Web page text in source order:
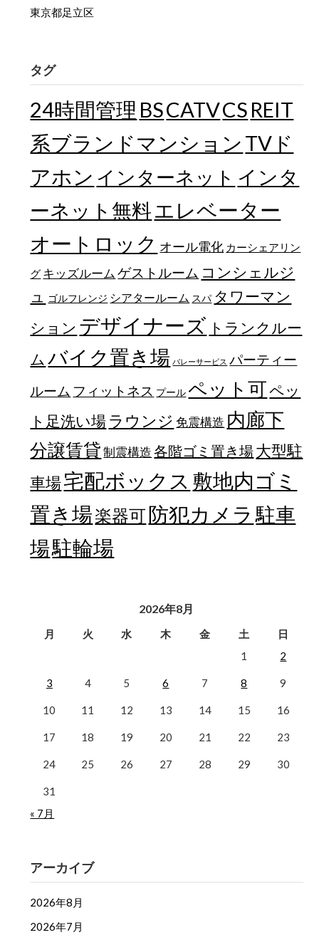
東京都足立区
タグ
24時間管理 BSCATVCS REIT
系ブランドマンション TVド
アホン インターネット インタ
ーネット無料エレベーター
オートロック オール電化 カーシェアリン
グ キッズルーム ゲストルーム コンシェルジ
ュ
ゴルフレンジ シアタールーム スパ タワーマン
ション デザイナーズ トランクルー
ム バイク置き場 バレーサービス パーティー
ルーム フィットネス プール ペット可ペッ
ト足洗い場 ラウンジ 免震構造 内廊下
分譲賃貸 制震構造 各階ゴミ置き場大型駐
車場宅配ボックス 敷地内ゴミ
置き場楽器可防犯カメラ 駐車
場駐輪場
2026年8月
月 火 水 木 金 土
日
1
2
3 4 5 6 7 8 9
10 11 12 13 14 15 16
17 18 19 20 21 22 23
24 25 26 27 28 29 30
31
« 7月
アーカイブ
2026年8月
2026年7月